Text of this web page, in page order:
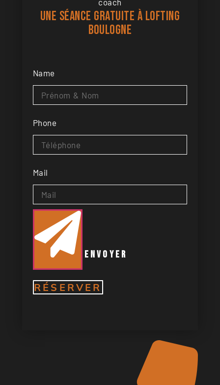
coach
Une séance gratuite à Lofting
Boulogne
Name
Phone
Mail
envoyer
RÉSERVER